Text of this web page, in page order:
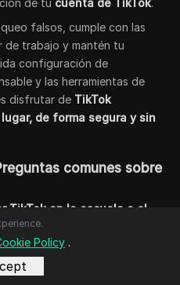
de tu cuenta de TikTok.
falsos, cumple con las
de trabajo y mantén tu
configuración de
y las herramientas de
disfrutar de TikTok
de forma segura y sin
comunes sobre
TikTok en la escuela o el
unaVPN segura para
oculte tu dirección IP y
Policy .